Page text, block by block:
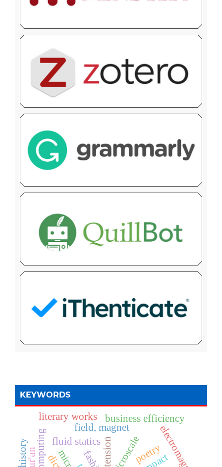
KEYWORDS
fluid statics microscale
field, magnet
business efficiency
literary works
poetry